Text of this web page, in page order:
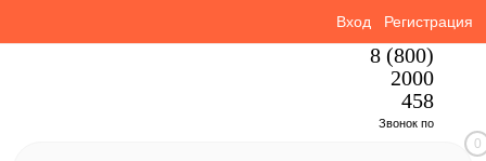
Вход Регистрация
8 (800)
2000
458
Звонок по
0